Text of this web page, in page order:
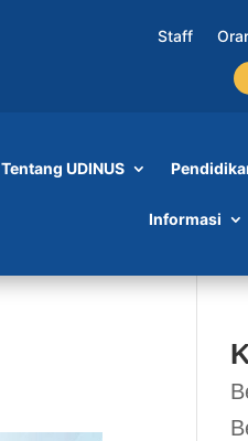
Staff
Tentang UDINUS
Informasi